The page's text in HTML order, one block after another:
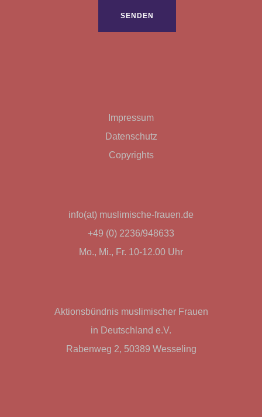
Impressum
Datenschutz
Copyrights
info(at) muslimische-frauen.de
+49 (0) 2236/948633
Mo., Mi., Fr. 10-12.00 Uhr
Aktionsbündnis muslimischer Frauen
in Deutschland e.V.
Rabenweg 2, 50389 Wesseling